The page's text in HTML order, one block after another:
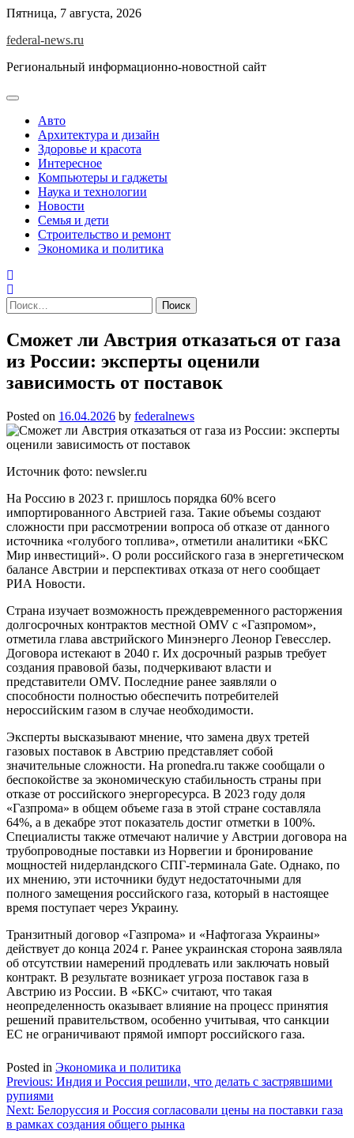
Skip
content
Пятница, 7 августа, 2026
federal-news.ru
Региональный информационно-новостной сайт
Авто
Архитектура и дизайн
Здоровье и красота
Интересное
Компьютеры и гаджеты
Наука и технологии
Новости
Семья и дети
Строительство и ремонт
Экономика и политика
Найти:
Сможет ли Австрия отказаться от газа
из России: эксперты оценили
зависимость от поставок
Posted on 16.04.2026 by federalnews
Источник фото: newsler.ru
На Россию в 2023 г. пришлось порядка 60% всего
импортированного Австрией газа. Такие объемы создают
сложности при рассмотрении вопроса об отказе от данного
источника «голубого топлива», отметили аналитики «БКС
Мир инвестиций». О роли российского газа в энергетическом
балансе Австрии и перспективах отказа от него сообщает
РИА Новости.
Страна изучает возможность преждевременного расторжения
долгосрочных контрактов местной OMV с «Газпромом»,
отметила глава австрийского Минэнерго Леонор Гевесслер.
Договора истекают в 2040 г. Их досрочный разрыв требует
создания правовой базы, подчеркивают власти и
представители OMV. Последние ранее заявляли о
способности полностью обеспечить потребителей
нероссийским газом в случае необходимости.
Эксперты высказывают мнение, что замена двух третей
газовых поставок в Австрию представляет собой
значительные сложности. На pronedra.ru также сообщали о
беспокойстве за экономическую стабильность страны при
отказе от российского энергоресурса. В 2023 году доля
«Газпрома» в общем объеме газа в этой стране составляла
64%, а в декабре этот показатель достиг отметки в 100%.
Специалисты также отмечают наличие у Австрии договора на
трубопроводные поставки из Норвегии и бронирование
мощностей нидерландского СПГ-терминала Gate. Однако, по
их мнению, эти источники будут недостаточными для
полного замещения российского газа, который в настоящее
время поступает через Украину.
Транзитный договор «Газпрома» и «Нафтогаза Украины»
действует до конца 2024 г. Ранее украинская сторона заявляла
об отсутствии намерений продлевать или заключать новый
контракт. В результате возникает угроза поставок газа в
Австрию из России. В «БКС» считают, что такая
неопределенность оказывает влияние на процесс принятия
решений правительством, особенно учитывая, что санкции
ЕС не ограничивают прямой импорт российского газа.
Posted in Экономика и политика
Навигация
по
записям
Previous: Индия и Россия решили, что делать с застрявшими
рупиями
Next: Белоруссия и Россия согласовали цены на поставки газа
в рамках создания общего рынка